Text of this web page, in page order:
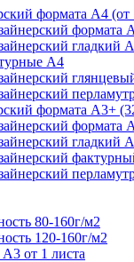
формата А4 (от
формата
гладкий
А4
формата А3+
формата
гладкий
80-160г/м2
120-160г/м2
от 1 листа